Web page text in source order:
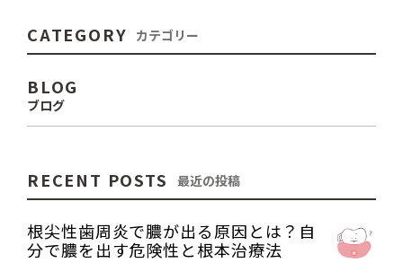
CATEGORY カテゴリー
BLOG
ブログ
RECENT POSTS 最近の投稿
根尖性歯周炎で膿が出る原因とは？自
分で膿を出す危険性と根本治療法